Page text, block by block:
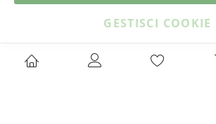
Copyright © 2015 Gioielleria Oreste Troso. All
IT02064590751
Privacy Policy Cookie
GESTISCI COOKIE